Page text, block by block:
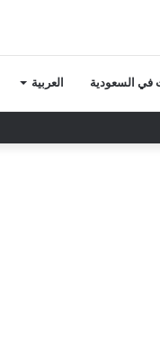
في السعودية العربية